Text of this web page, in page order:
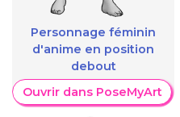
Personnage féminin
d'anime en position
debout
Ouvrir dans PoseMyArt